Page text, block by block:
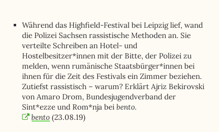
Während das Highfield-Festival bei Leipzig lief, wand
die Polizei Sachsen rassistische Methoden an. Sie
verteilte Schreiben an Hotel- und
Hostelbesitzer*innen mit der Bitte, der Polizei zu
melden, wenn rumänische Staatsbürger*innen bei
ihnen für die Zeit des Festivals ein Zimmer beziehen.
Zutiefst rassistisch – warum? Erklärt Ajriz Bekirovski
von Amaro Drom, Bundesjugendverband der
Sint*ezze und Rom*nja bei bento.
bento (23.08.19)